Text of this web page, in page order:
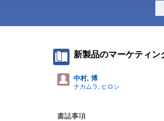
新製品のマーケティン
中村, 博
ナカムラ, ヒロシ
書誌事項